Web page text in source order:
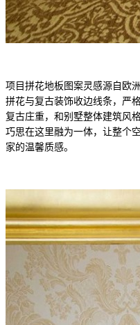
项目拼花地板 图案灵感源自欧
拼花与复古装饰收边线条，严
复古庄重，和别墅整体建筑风
巧思在这里融为一体，让整个
家的温馨质感。